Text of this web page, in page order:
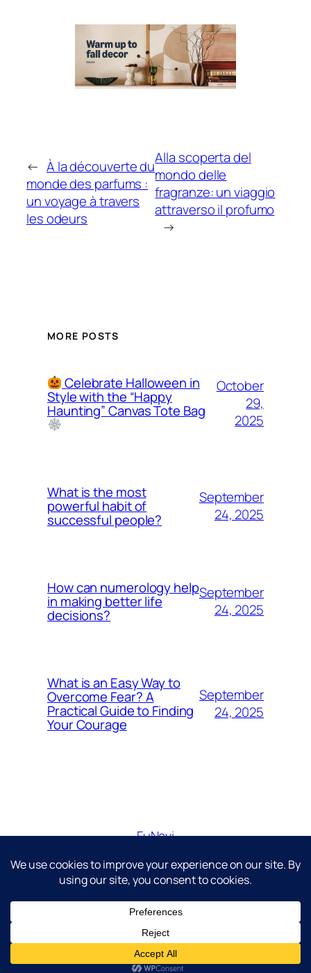
← À la découverte du
monde des parfums :
un voyage à travers
les odeurs
Alla scoperta del
mondo delle
fragranze: un viaggio
attraverso il profumo
→
MORE POSTS
Celebrate Halloween in
Style with the “Happy
Haunting” Canvas Tote Bag
October
29,
2025
What is the most
powerful habit of
successful people?
September
24, 2025
How can numerology help
in making better life
decisions?
September
24, 2025
What is an Easy Way to
Overcome Fear? A
Practical Guide to Finding
Your Courage
September
24, 2025
FuNavi
Just another WordPress site